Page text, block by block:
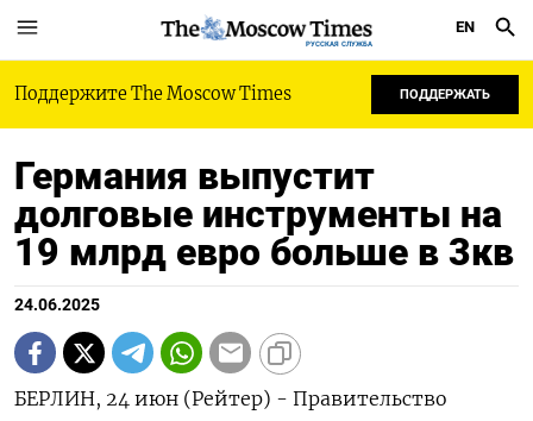
РУССКАЯ СЛУЖБА
EN
Поддержите The Moscow Times ПОДДЕРЖАТЬ
Германия выпустит
долговые инструменты на
19 млрд евро больше в 3кв
24.06.2025
БЕРЛИН, 24 июн (Рейтер) - Правительство